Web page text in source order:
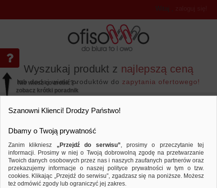
Wyszukaj produkt z najlepszą ceną
lub dodaj wiele produktów do zapytania ofertowego!
Witaj ,
Drobne akcesoria biurowe Gumki
Porównaj produkt: Gumki recepturki DONAU, 500g,
Nie wiesz co zrobić? -
zobacz krótki poradnik
Szanowni Klienci! Drodzy Państwo!
Dbamy o Twoją prywatność
Zanim klikniesz „Przejdź do serwisu”, prosimy o przeczytanie tej
informacji. Prosimy w niej o Twoją dobrowolną zgodę na przetwarzanie
Twoich danych osobowych przez nas i naszych zaufanych partnerów oraz
przekazujemy informacje o naszej polityce prywatności w tym o tzw.
cookies. Klikając „Przejdź do serwisu”, zgadzasz się na poniższe. Możesz
też odmówić zgody lub ograniczyć jej zakres.